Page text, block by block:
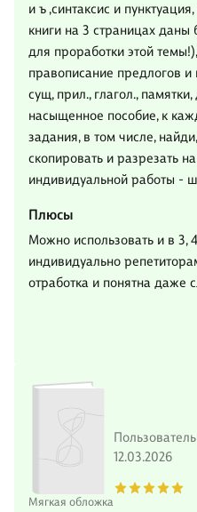
и ъ ,синтаксис и
книги на 3 страницах
для проработки этой
правописание предлогов
сущ, прил., глагол.,
насыщенное пособие, к
задания, в том числе,
скопировать и разрезать
индивидуальной работы -
Плюсы
Можно использовать и в 3,
индивидуально
отработка и понятна даже
Мягкая обложка
12.03.2026